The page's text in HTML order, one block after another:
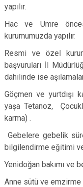
yapılır.
Hac ve Umre
kurumumuzda yapılır.
Resmi ve özel
başvuruları İl
dahilinde ise
Göçmen ve yurtdışı
yaşa Tetanoz,
karma) .
Gebelere gebelik
bilgilendirme eğitimi
Yenidoğan bakımı ve
Anne sütü ve